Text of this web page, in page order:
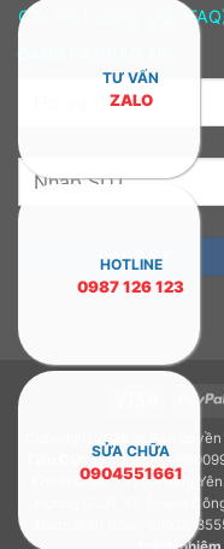
Câu hỏi thường gặp
Copyright 2026 © Bản quyền
Tiến Cường.GPDKKD:
Khoái Châu – Tỉnh Hưng
Hương Quất, Xã Thành
Nam. Điện thoại:
TƯ VẤN
ZALO
HOTLINE
0987 126 123
SỬA CHỮA
0904551661